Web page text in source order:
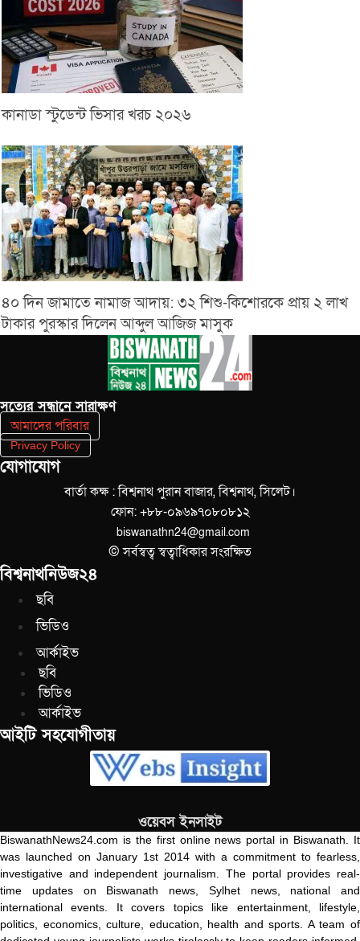
কানাডা স্টুডেন্ট ভিসার খরচ ২০২৬
৪০ দিন জামাতে নামাজ আদায়: ৩২ শিশু-কিশোরকে প্রায় ২ লাখ
টাকার পুরস্কার দিলেন আব্দুল আজিজ মাসুক
সত‌্যের সন্ধানে সারাক্ষণ
আমাদের পরিবার
Privacy Policy
যোগাযোগ
বার্তা কক্ষ : বিশ্বনাথ পুরান বাজার, বিশ্বনাথ, সিলেট।
ফোন: +৮৮-০৯৬৯৭০৮০৮১২
biswanathn24@gmail.com
© সর্বস্বত্ব স্বত্বাধিকার সংরক্ষিত
বিশ্বনাথনিউজ২৪
ছবি
ভিডিও
আর্কাইভ
ছবি
ভিডিও
আর্কাইভ
আইটি সহযোগীতায়
ওয়েবস ইনসাইট
BiswanathNews24.com is the first online news portal in Biswanath. It
was launched on January 1st 2014 with a commitment to fearless,
investigative and independent journalism. The portal provides real-
time updates on Biswanath news, Sylhet news, national and
international events. It covers topics like entertainment, lifestyle,
politics, economics, culture, education, health and sports. A team of